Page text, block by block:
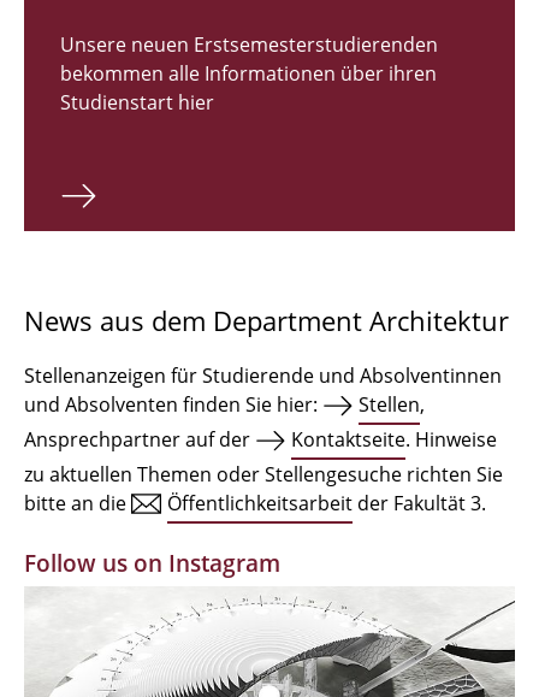
Bachelor Architektur
Master Architektur
Qualifikationsprofil
Institute
Einrichtungen
Zeichensäle
MBW | Modellbauwerkstatt
Alumni | cloud club
Dokumente und Downloads
Unsere neuen Erstsemesterstudierenden
bekommen alle Informationen über ihren
Studienstart hier
News aus dem Department Architektur
Stellenanzeigen für Studierende und Absolventinnen
und Absolventen finden Sie hier:
Stellen,
Ansprechpartner auf der
Kontaktseite. Hinweise
zu aktuellen Themen oder Stellengesuche richten Sie
bitte an die
Öffentlichkeitsarbeit der Fakultät 3.
Follow us on Instagram